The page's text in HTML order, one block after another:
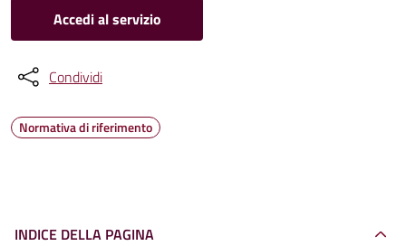
Accedi al servizio
Condividi
Normativa di riferimento
INDICE DELLA PAGINA